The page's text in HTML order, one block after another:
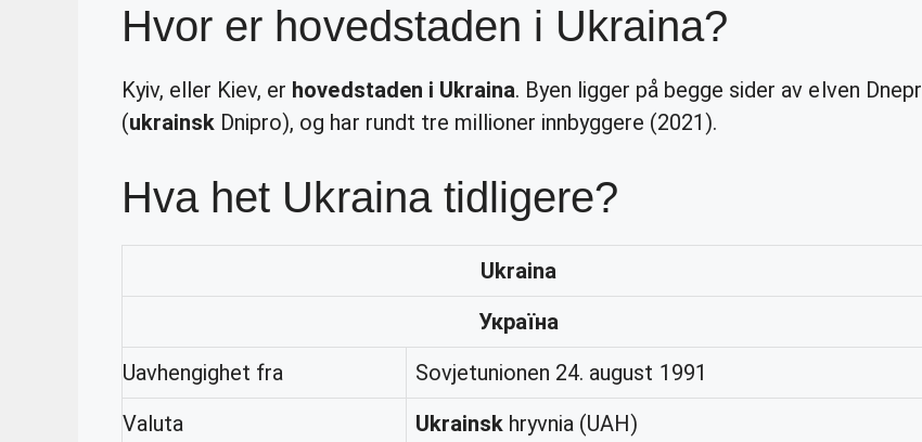
Hvor er hovedstaden i Ukraina?
Kyiv, eller Kiev, er hovedstaden i Ukraina. Byen ligger på begge sider av elven Dnepr
(ukrainsk Dnipro), og har rundt tre millioner innbyggere (2021).
Hva het Ukraina tidligere?
Ukraina
Україна
Uavhengighet fra
Sovjetunionen 24. august 1991
Valuta
Ukrainsk hryvnia (UAH)